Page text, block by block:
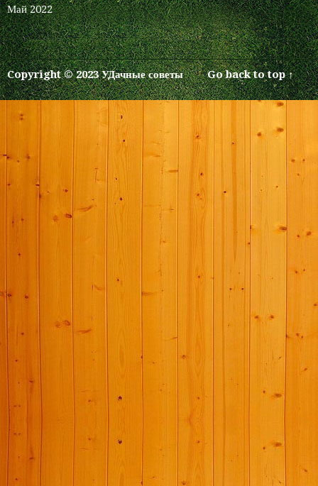
уже
Май 2022
Copyright © 2023 УДачные советы Go back to top ↑